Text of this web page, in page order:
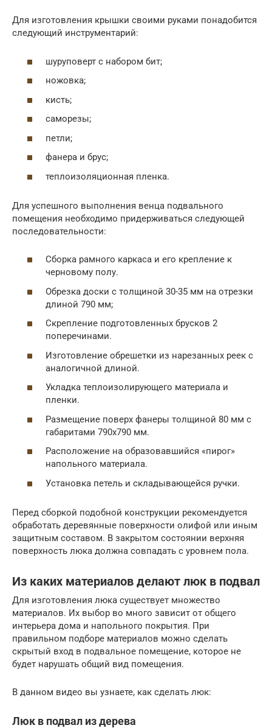
Для изготовления крышки своими руками понадобится
следующий инструментарий:
шуруповерт с набором бит;
ножовка;
кисть;
саморезы;
петли;
фанера и брус;
теплоизоляционная пленка.
Для успешного выполнения венца подвального
помещения необходимо придерживаться следующей
последовательности:
Сборка рамного каркаса и его крепление к
черновому полу.
Обрезка доски с толщиной 30-35 мм на отрезки
длиной 790 мм;
Скрепление подготовленных брусков 2
поперечинами.
Изготовление обрешетки из нарезанных реек с
аналогичной длиной.
Укладка теплоизолирующего материала и
пленки.
Размещение поверх фанеры толщиной 80 мм с
габаритами 790х790 мм.
Расположение на образовавшийся «пирог»
напольного материала.
Установка петель и складывающейся ручки.
Перед сборкой подобной конструкции рекомендуется
обработать деревянные поверхности олифой или иным
защитным составом. В закрытом состоянии верхняя
поверхность люка должна совпадать с уровнем пола.
Из каких материалов делают люк в подвал
Для изготовления люка существует множество
материалов. Их выбор во много зависит от общего
интерьера дома и напольного покрытия. При
правильном подборе материалов можно сделать
скрытый вход в подвальное помещение, которое не
будет нарушать общий вид помещения.
В данном видео вы узнаете, как сделать люк:
Люк в подвал из дерева